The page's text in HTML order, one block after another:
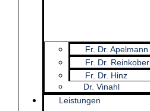
Fr. Dr. Apelmann
Fr. Dr. Reinkober
Fr. Dr. Hinz
Dr. Vinahl
Leistungen